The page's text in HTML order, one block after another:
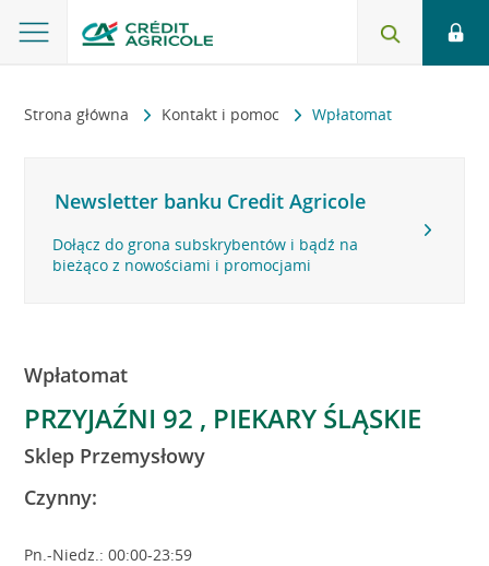
Strona główna Kontakt i pomoc Wpłatomat
Newsletter banku Credit Agricole
Dołącz do grona subskrybentów i bądź na
bieżąco z nowościami i promocjami
Wpłatomat
PRZYJAŹNI 92 , PIEKARY ŚLĄSKIE
Sklep Przemysłowy
Czynny:
Pn.-Niedz.: 00:00-23:59